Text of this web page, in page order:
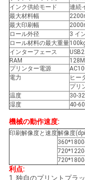
ス
す
べ
て
の
場
インク供給モード
連続
最大材料幅
最大印刷幅
ロール外径
3 イ
ロール材料の最大重量
インターフェース
RAM
128M
プリンター電源
電力
ヒー
プリ
温度
30-
湿度
40-
機械の動作速度:
印刷解像度と速度解像度
利点:
1. 独自のプリントプラ